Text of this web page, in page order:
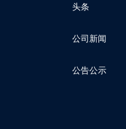
头条
公司新闻
公告公示